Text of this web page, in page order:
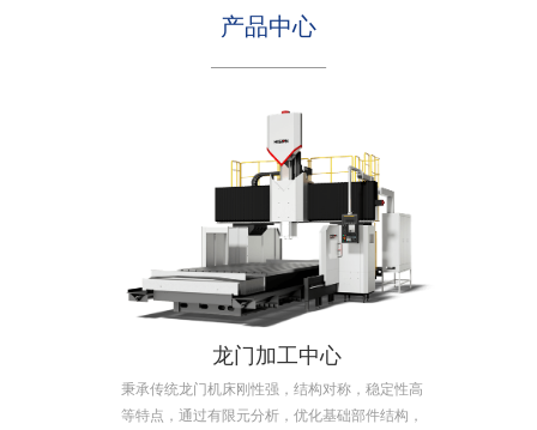
产品中心
龙门加工中心
秉承传统龙门机床刚性强，结构对称，稳定性高
等特点，通过有限元分析，优化基础部件结构，